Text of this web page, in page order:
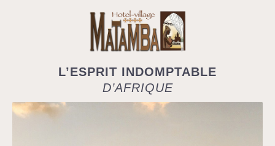
L’ESPRIT INDOMPTABLE
D’AFRIQUE